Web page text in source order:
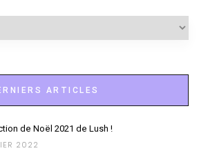
ARTICLES
de Noël 2021 de Lush !
2022